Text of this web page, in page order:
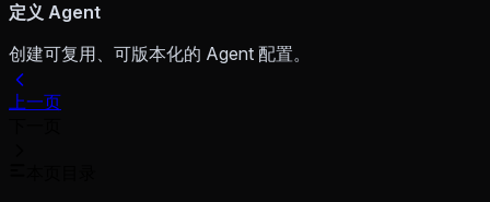
定义 Agent
创建可复用、可版本化的 Agent 配置。
上一页